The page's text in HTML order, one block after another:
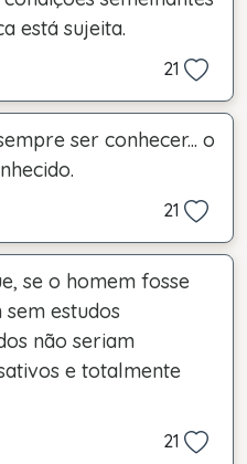
está sujeita.
21
ser conhecer... o
21
se o homem fosse
estudos
não seriam
e totalmente
21